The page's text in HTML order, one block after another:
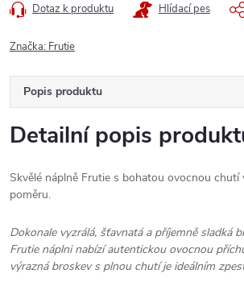
Dotaz k produktu Hlídací pes
Značka: Frutie
Popis produktu
Detailní popis
Skvělé náplně Frutie s bohatou ovocnou chutí
poměru.
Dokonale vyzrálá, šťavnatá a příjemně sladká
Frutie náplni nabízí autentickou ovocnou
výrazná broskev s plnou chutí je ideálním